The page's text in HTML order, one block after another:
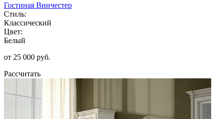
Гостиная Винчестер
Стиль:
Классический
Цвет:
Белый
от 25 000 руб.
Рассчитать